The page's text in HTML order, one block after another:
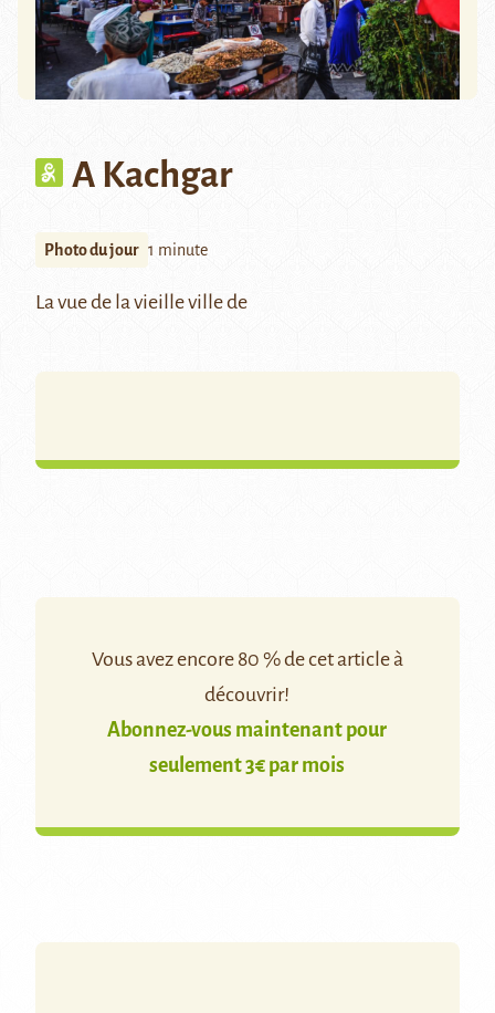
A Kachgar
Photo du jour 1 minute
La vue de la vieille ville de
Vous avez encore 80 % de cet article à
découvrir!
Abonnez-vous maintenant pour
seulement 3€ par mois